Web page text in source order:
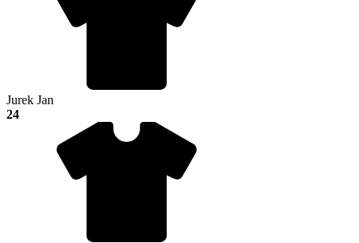
Jurek Jan
24